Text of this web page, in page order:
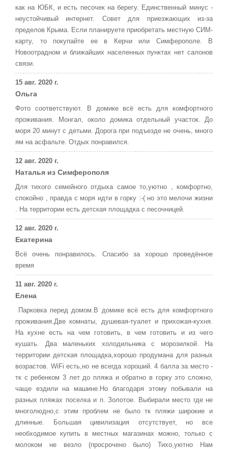
как на ЮБК, и есть песочек на берегу. Единственный минус -
неустойчивый интернет. Совет для приезжающих из-за
пределов Крыма. Если планируете приобретать местную СИМ-
карту, то покупайте ее в Керчи или Симферополе. В
Новоотрадном и ближайших населенных пунктах нет салонов
связи.
15 авг. 2020 г.
Ольга
Фото соответствуют. В домике всё есть для комфортного
проживания. Монгал, около домика отдельный участок. До
моря 20 минут с детьми. Дорога при подъезде не очень, много
ям на асфальте. Отдых понравился.
12 авг. 2020 г.
Наталья из Симферополя
Для тихого семейного отдыха самое то,уютно , комфортно,
спокойно , правда с моря идти в горку :-( но это мелочи жизни
. На территории есть детская площадка с песочницей.
12 авг. 2020 г.
Екатерина
Всё очень понравилось. Спасибо за хорошо проведённое
время
11 авг. 2020 г.
Елена
Парковка перед домом.В домике всё есть для комфортного
проживания.Две комнаты, душевая-туалет и прихожая-кухня.
На кухне есть на чем готовить, в чем готовить и из чего
кушать. Два маленьких холодильника с морозилкой. На
территории детская площадка,хорошо продумана для разных
возрастов. WiFi есть,но не всегда хороший. 4 балла за место -
тк с ребенком 3 лет до пляжа и обратно в горку это сложно,
чаще ездили на машине.Но благодаря этому побывали на
разных пляжах поселка и п. Золотое. Выбирали место где не
многолюдно,с этим проблем не было тк пляжи широкие и
длинные. Большая цивилизация отсутствует, но все
необходимое купить в местных магазинах можно, только с
молоком не везло (просрочено было) Тихо,уютно Нам